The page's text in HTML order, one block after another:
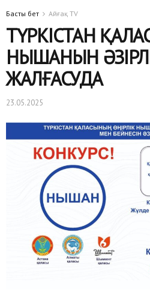
Басты бет Айғақ TV
ТҮРКІСТАН
НЫШАНЫН
ЖАЛҒАСУДА
23.05.2025